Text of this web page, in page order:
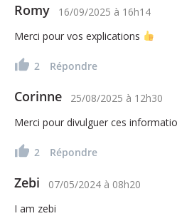
Romy 16/09/2025 à 16h14
Merci pour vos explications
2 Répondre
Corinne 25/08/2025 à 12h30
Merci pour divulguer ces
2 Répondre
Zebi 07/05/2024 à 08h20
I am zebi